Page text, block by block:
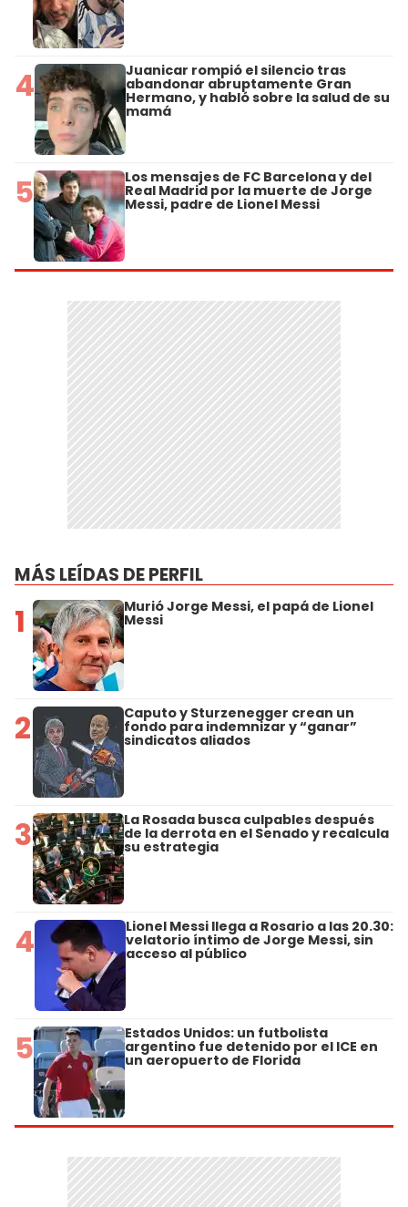
4 Juanicar rompió el silencio tras
abandonar abruptamente Gran
Hermano, y habló sobre la salud de su
mamá
5 Los mensajes de FC Barcelona y del
Real Madrid por la muerte de Jorge
Messi, padre de Lionel Messi
MÁS LEÍDAS DE PERFIL
1 Murió Jorge Messi, el papá de Lionel
Messi
2 Caputo y Sturzenegger crean un
fondo para indemnizar y “ganar”
sindicatos aliados
3 La Rosada busca culpables después
de la derrota en el Senado y recalcula
su estrategia
4 Lionel Messi llega a Rosario a las 20.30:
velatorio íntimo de Jorge Messi, sin
acceso al público
5 Estados Unidos: un futbolista
argentino fue detenido por el ICE en
un aeropuerto de Florida